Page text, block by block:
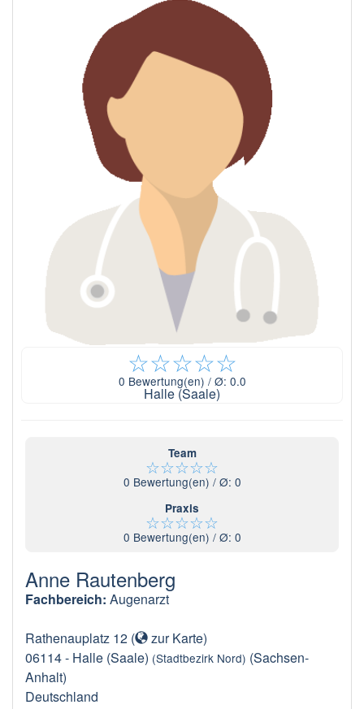
☆☆☆☆☆
0 Bewertung(en) / Ø: 0.0
Halle (Saale)
Team
☆☆☆☆☆
0 Bewertung(en) / Ø: 0
Praxis
☆☆☆☆☆
0 Bewertung(en) / Ø: 0
Anne Rautenberg
Fachbereich: Augenarzt
Rathenauplatz 12 ( zur Karte)
06114- Halle (Saale) (Stadtbezirk Nord) (Sachsen-
Anhalt)
Deutschland